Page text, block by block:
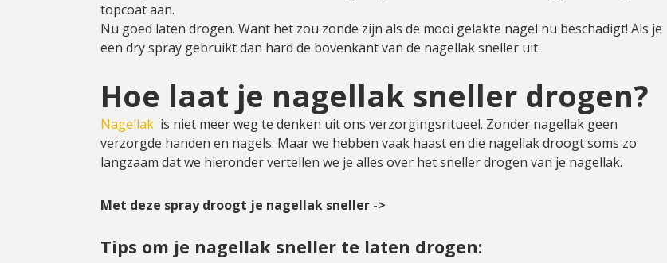
topcoat aan.
Nu goed laten drogen. Want het zou zonde zijn als de mooi gelakte nagel nu beschadigt! Als je
een dry spray gebruikt dan hard de bovenkant van de nagellak sneller uit.
Hoe laat je nagellak sneller drogen?
Nagellak is niet meer weg te denken uit ons verzorgingsritueel. Zonder nagellak geen
verzorgde handen en nagels. Maar we hebben vaak haast en die nagellak droogt soms zo
langzaam dat we hieronder vertellen we je alles over het sneller drogen van je nagellak.
Met deze spray droogt je nagellak sneller ->
Tips om je nagellak sneller te laten drogen: